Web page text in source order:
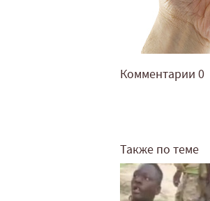
Комментарии 0
Также по теме